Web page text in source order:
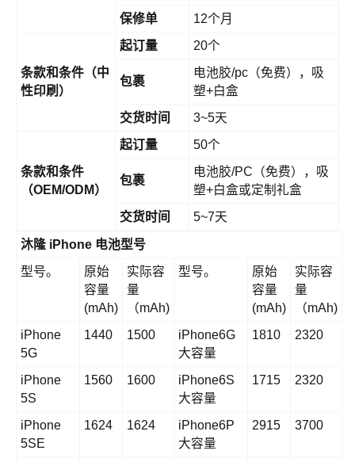
保修单
12个月
条款和条件（中
性印刷）
起订量 20个
包裹
电池胶/pc（免费），吸
塑+白盒
交货时间
3~5天
条款和条件
（OEM/ODM）
起订量 50个
包裹
电池胶/PC（免费），吸
塑+白盒或定制礼盒
交货时间
5~7天
沐隆 iPhone 电池型号
型号。
原始
容量
(mAh)
实际容
量
（mAh)
型号。
原始
容量
(mAh)
实际容
量
（mAh)
iPhone
5G
1440 1500
iPhone6G
大容量
1810 2320
iPhone
5S
1560 1600
iPhone6S
大容量
1715 2320
iPhone
5SE
1624 1624
iPhone6P
大容量
2915 3700